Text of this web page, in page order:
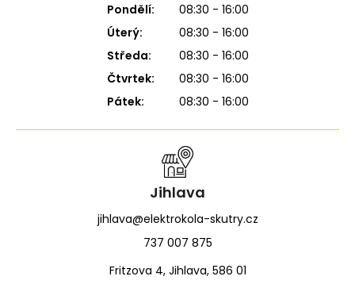
Pondělí:
08:30 - 16:00
Úterý:
08:30 - 16:00
Středa:
08:30 - 16:00
Čtvrtek:
08:30 - 16:00
Pátek:
08:30 - 16:00
Jihlava
jihlava@elektrokola-skutry.cz
737 007 875
Fritzova 4, Jihlava, 586 01